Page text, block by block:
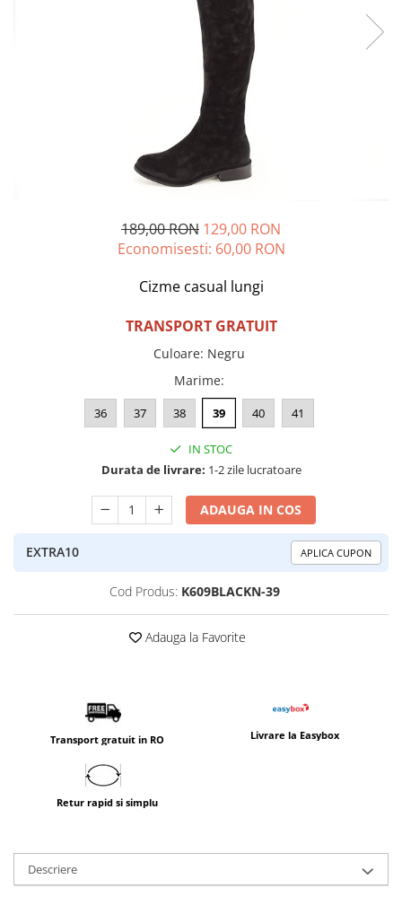
Incaltamine primavara-vara piele
189,00 RON 129,00 RON
Economisesti: 60,00 RON
Cizme casual lungi
TRANSPORT GRATUIT
Culoare: Negru
Marime:
36 37 38 39 40 41
IN STOC
Durata de livrare: 1-2 zile lucratoare
ADAUGA IN COS
EXTRA10 APLICA CUPON
Cod Produs: K609BLACKN-39
Adauga la Favorite
Transport gratuit in RO Livrare la Easybox
Retur rapid si simplu
Descriere